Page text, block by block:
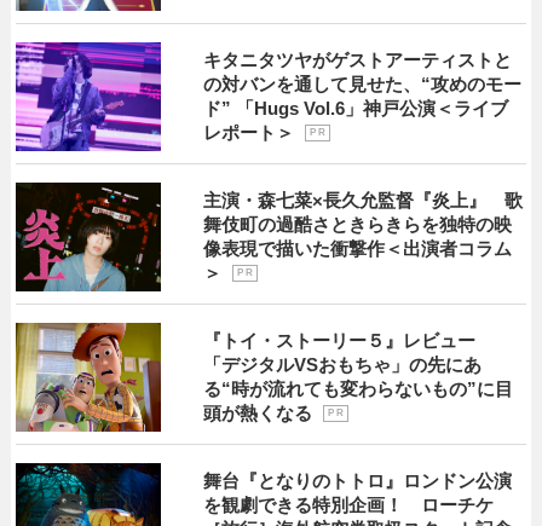
キタニタツヤがゲストアーティストと
の対バンを通して見せた、“攻めのモー
ド” 「Hugs Vol.6」神戸公演＜ライブ
レポート＞
P R
主演・森七菜×長久允監督『炎上』 歌
舞伎町の過酷さときらきらを独特の映
像表現で描いた衝撃作＜出演者コラム
＞
P R
『トイ・ストーリー５』レビュー
「デジタルVSおもちゃ」の先にあ
る“時が流れても変わらないもの”に目
頭が熱くなる
P R
舞台『となりのトトロ』ロンドン公演
を観劇できる特別企画！ ローチケ